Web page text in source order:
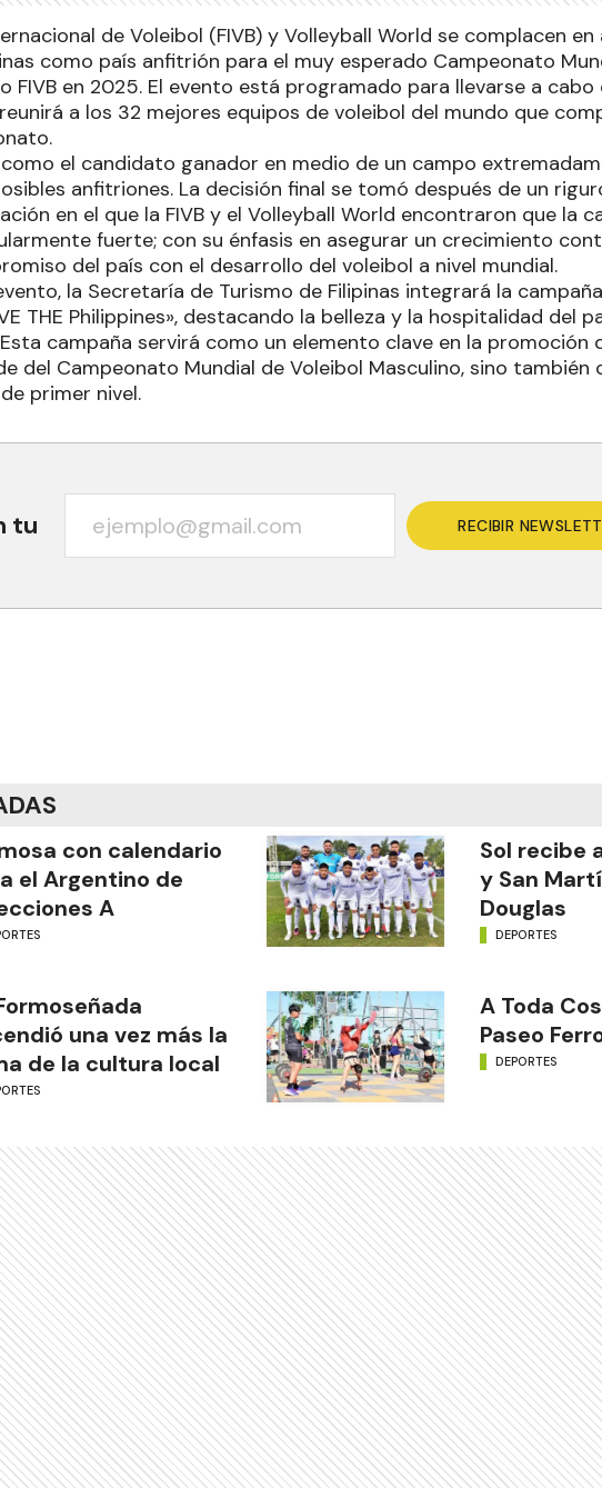
de Voleibol (FIVB) y Volleyball World se complacen en
como país anfitrión para el muy esperado Campeonato
FIVB en 2025. El evento está programado para llevarse a cabo
a los 32 mejores equipos de voleibol del mundo que
el candidato ganador en medio de un campo
anfitriones. La decisión final se tomó después de un
en el que la FIVB y el Volleyball World encontraron que la
fuerte; con su énfasis en asegurar un crecimiento
del país con el desarrollo del voleibol a nivel mundial.
la Secretaría de Turismo de Filipinas integrará la campaña
THE Philippines», destacando la belleza y la hospitalidad del
campaña servirá como un elemento clave en la promoción
del Campeonato Mundial de Voleibol Masculino, sino también
primer nivel.
tu RECIBIR
con calendario
el Argentino de
A
Sol recibe
y San
Douglas
DEPORTES
una vez más la
de la cultura local
A Toda
Paseo
DEPORTES